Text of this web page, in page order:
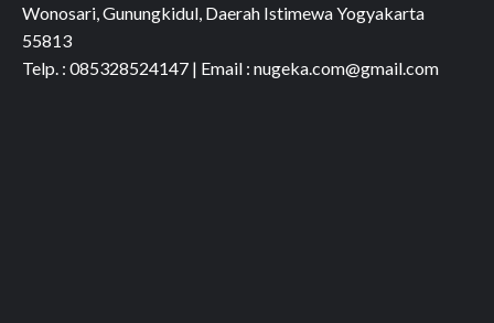
Wonosari, Gunungkidul, Daerah Istimewa Yogyakarta
55813
Telp. : 085328524147 | Email : nugeka.com@gmail.com